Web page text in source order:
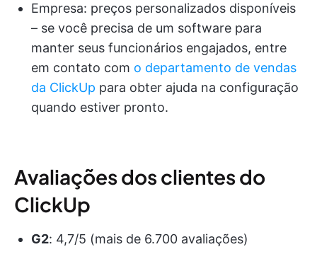
Empresa: preços personalizados disponíveis
– se você precisa de um software para
manter seus funcionários engajados, entre
em contato com o departamento de vendas
da ClickUp para obter ajuda na configuração
quando estiver pronto.
Avaliações dos clientes do
ClickUp
G2: 4,7/5 (mais de 6.700 avaliações)